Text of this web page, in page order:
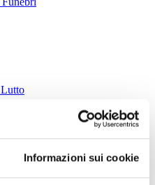
Informazioni sui cookie
Monumenti Funerari